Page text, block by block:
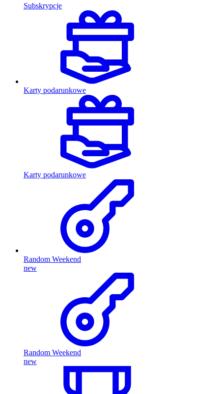
Subskrypcje
Karty podarunkowe
Karty podarunkowe
Random Weekend
new
Random Weekend
new